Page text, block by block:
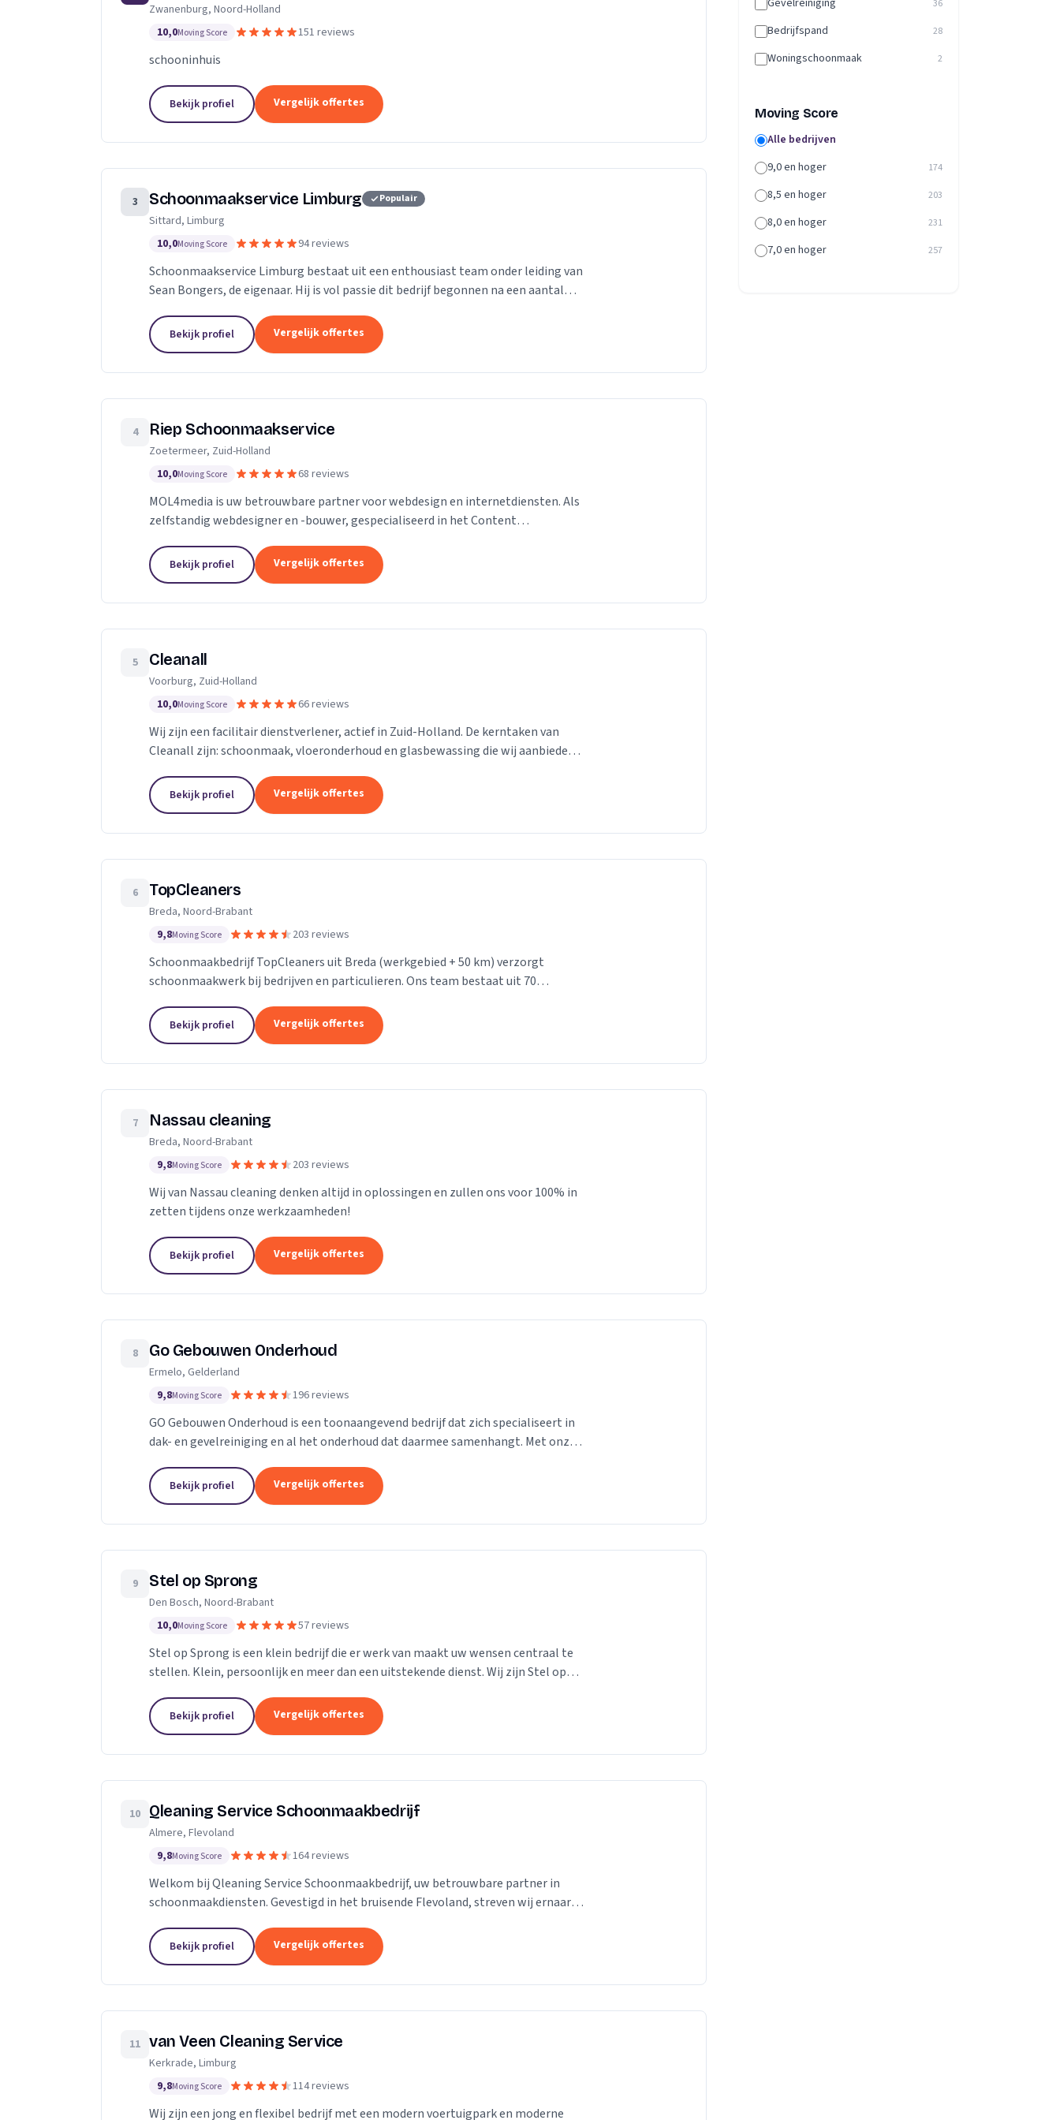
technieken en een persoonlijke aanpak die ons onderscheidt.
Zwanenburg, Noord-Holland
10,0Moving Score 151 reviews
schooninhuis
Bekijk profiel Vergelijk offertes
3 Schoonmaakservice Limburg Populair
Sittard, Limburg
10,0Moving Score 94 reviews
Schoonmaakservice Limburg bestaat uit een enthousiast team onder leiding van
Sean Bongers, de eigenaar. Hij is vol passie dit bedrijf begonnen na een aantal
Bekijk profiel Vergelijk offertes
4 Riep Schoonmaakservice
Zoetermeer, Zuid-Holland
10,0Moving Score 68 reviews
MOL4media is uw betrouwbare partner voor webdesign en internetdiensten. Als
zelfstandig webdesigner en -bouwer, gespecialiseerd in het Content
Bekijk profiel Vergelijk offertes
5 Cleanall
Voorburg, Zuid-Holland
10,0Moving Score 66 reviews
Wij zijn een facilitair dienstverlener, actief in Zuid-Holland. De kerntaken van
Cleanall zijn: schoonmaak, vloeronderhoud en glasbewassing die wij aanbieden
Bekijk profiel Vergelijk offertes
6 TopCleaners
Breda, Noord-Brabant
9,8Moving Score 203 reviews
Schoonmaakbedrijf TopCleaners uit Breda (werkgebied + 50 km) verzorgt
schoonmaakwerk bij bedrijven en particulieren. Ons team bestaat uit 70
Bekijk profiel Vergelijk offertes
7 Nassau cleaning
Breda, Noord-Brabant
9,8Moving Score 203 reviews
Wij van Nassau cleaning denken altijd in oplossingen en zullen ons voor 100% in
zetten tijdens onze werkzaamheden!
Bekijk profiel Vergelijk offertes
8 Go Gebouwen Onderhoud
Ermelo, Gelderland
9,8Moving Score 196 reviews
GO Gebouwen Onderhoud is een toonaangevend bedrijf dat zich specialiseert in
dak- en gevelreiniging en al het onderhoud dat daarmee samenhangt. Met onze
Bekijk profiel Vergelijk offertes
9 Stel op Sprong
Den Bosch, Noord-Brabant
10,0Moving Score 57 reviews
Stel op Sprong is een klein bedrijf die er werk van maakt uw wensen centraal te
stellen. Klein, persoonlijk en meer dan een uitstekende dienst. Wij zijn Stel op
Bekijk profiel Vergelijk offertes
10 Qleaning Service Schoonmaakbedrijf
Almere, Flevoland
9,8Moving Score 164 reviews
Welkom bij Qleaning Service Schoonmaakbedrijf, uw betrouwbare partner in
schoonmaakdiensten. Gevestigd in het bruisende Flevoland, streven wij ernaar
Bekijk profiel Vergelijk offertes
11 van Veen Cleaning Service
Kerkrade, Limburg
9,8Moving Score 114 reviews
Wij zijn een jong en flexibel bedrijf met een modern voertuigpark en moderne
Gevelreiniging 36
Bedrijfspand 28
Woningschoonmaak 2
Moving Score
Alle bedrijven
9,0 en hoger
174
8,5 en hoger 203
8,0 en hoger 231
7,0 en hoger 257